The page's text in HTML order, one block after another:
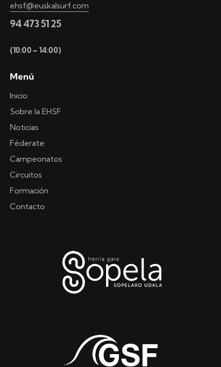
ehsf@euskalsurf.com
94 473 51 25
(10:00 – 14:00)
Menú
Inicio
Sobre la EHSF
Noticias
Féderate
Campeonatos
Circuitos
Formación
Contacto